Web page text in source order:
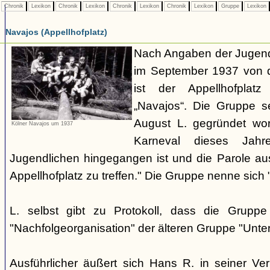
Chronik Lexikon Chronik Lexikon Chronik Lexikon Chronik Lexikon Gruppe Lexikon
Navajos (Appellhofplatz)
Kölner Navajos um 1937
Nach Angaben der
im September 1937 von
ist der
„Navajos“. Die Gruppe
August L. gegründet
Karneval dieses
Jugendlichen hingegangen ist und die Parole
Appellhofplatz zu treffen." Die Gruppe nenne sich
L. selbst gibt zu Protokoll, dass die Gruppe
"Nachfolgeorganisation" der älteren Gruppe
Ausführlicher äußert sich Hans R. in seiner